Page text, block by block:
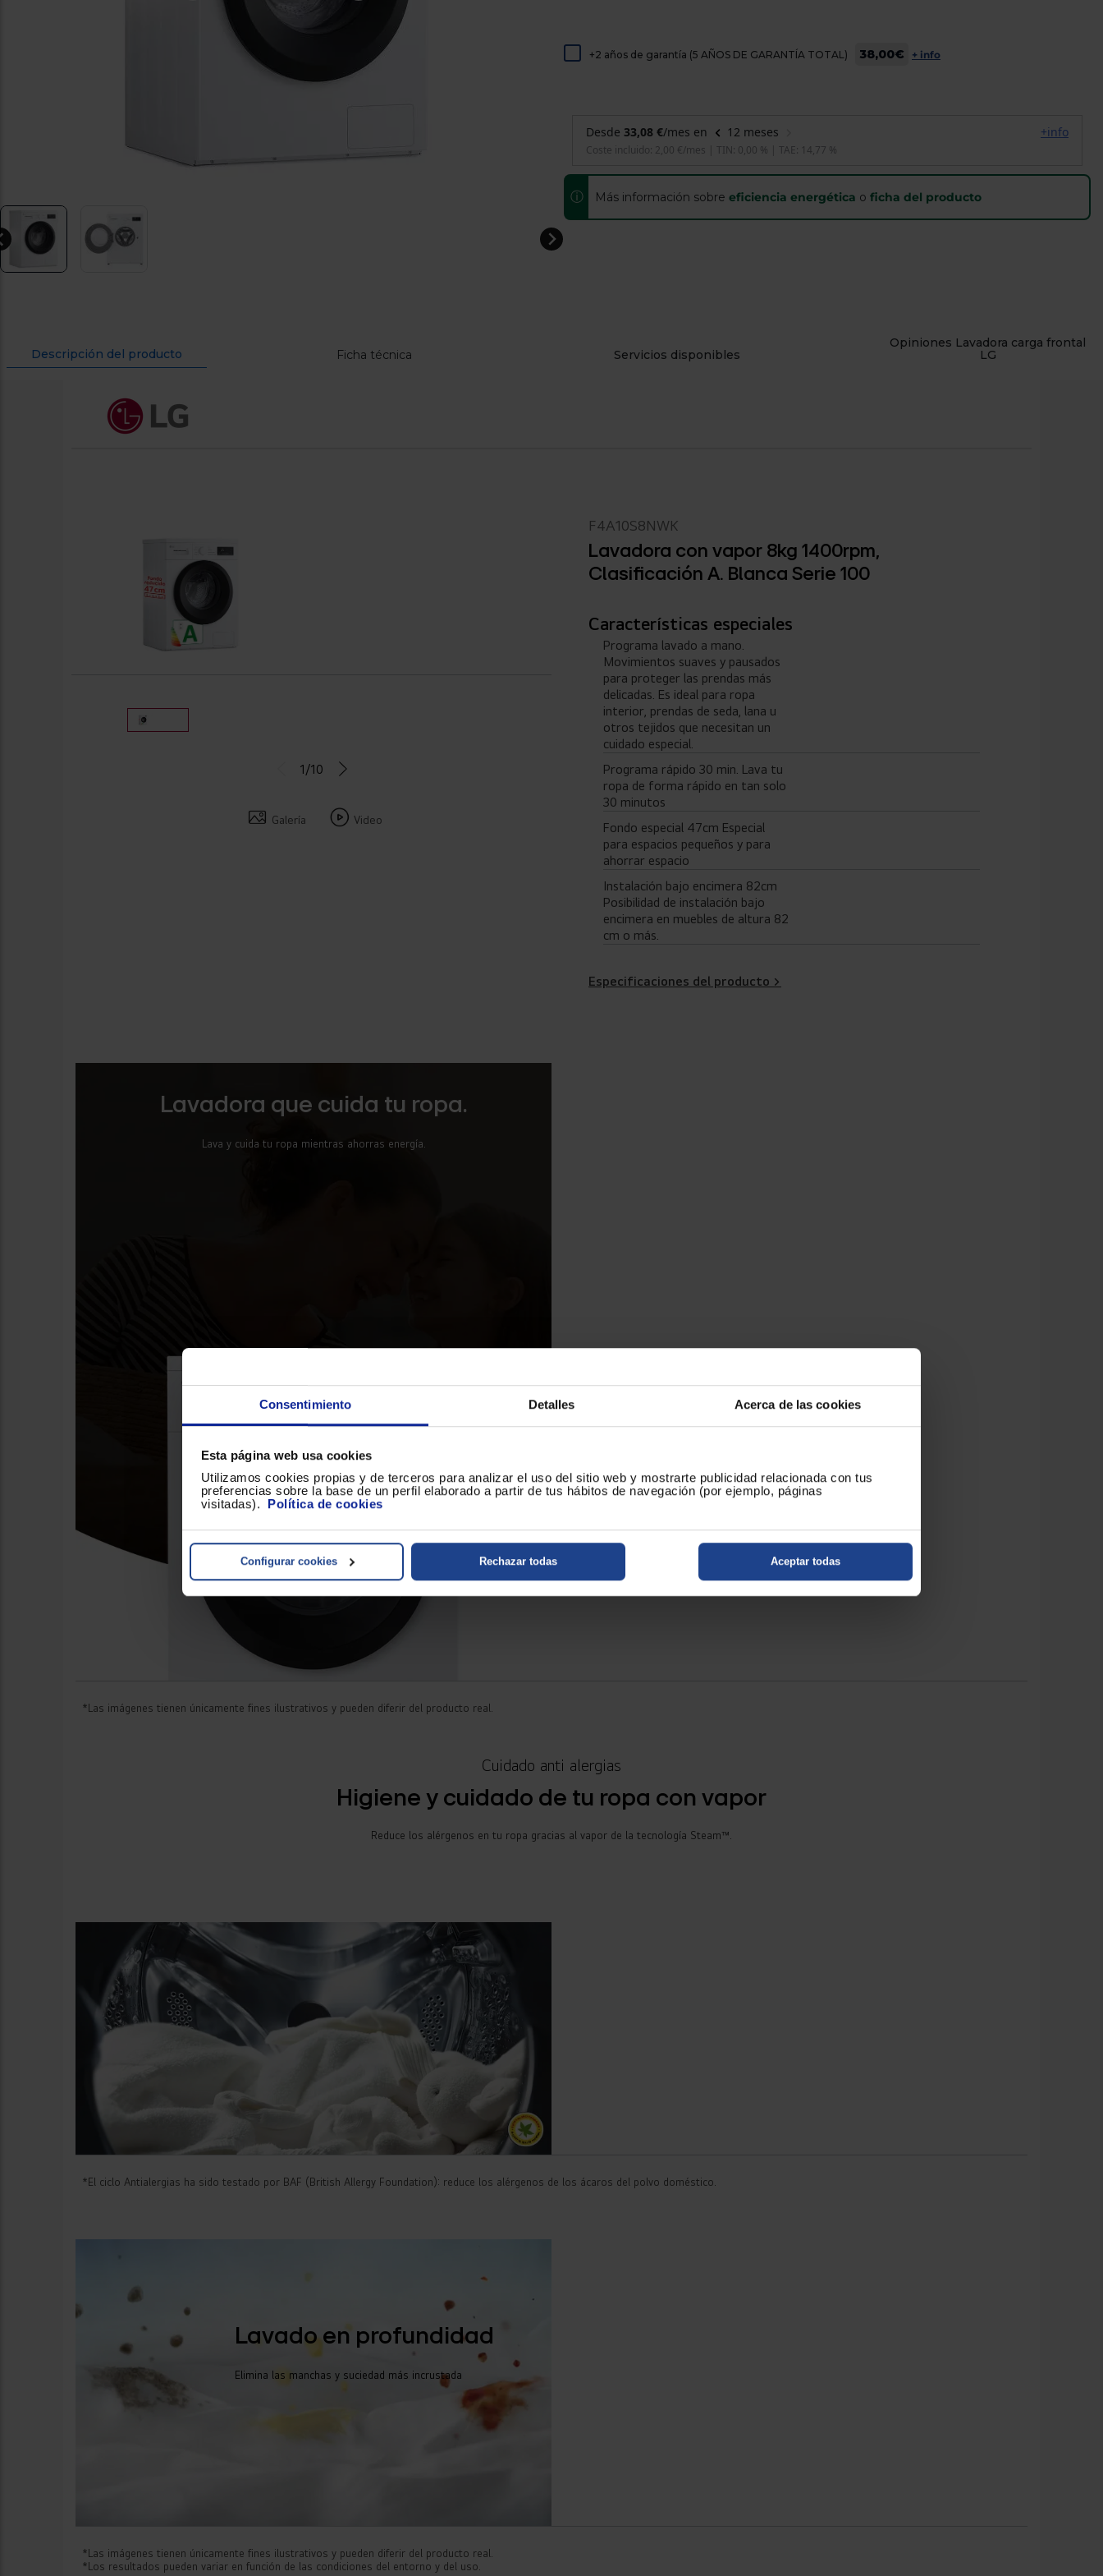
Consentimiento Detalles Acerca de las cookies
Esta página web usa cookies
Utilizamos cookies propias y de terceros para analizar el uso del sitio web y mostrarte publicidad relacionada con tus
preferencias sobre la base de un perfil elaborado a partir de tus hábitos de navegación (por ejemplo, páginas
visitadas). Política de cookies
Rechazar todas
Configurar cookies Aceptar todas
pueden
usar
y
arrastrar.
+2 años de garantía (5 AÑOS DE GARANTÍA TOTAL) 38,00€ + info
ⓘ Más información sobre eficiencia energética o ficha del producto
Descripción del producto Ficha técnica Servicios disponibles
Opiniones Lavadora carga frontal
LG
1/10
Galería Video
F4A10S8NWK
Lavadora con vapor 8kg 1400rpm,
Clasificación A. Blanca Serie 100
Características especiales
Programa lavado a mano.
Movimientos suaves y pausados
para proteger las prendas más
delicadas. Es ideal para ropa
interior, prendas de seda, lana u
otros tejidos que necesitan un
cuidado especial.
Programa rápido 30 min. Lava tu
ropa de forma rápido en tan solo
30 minutos
Fondo especial 47cm Especial
para espacios pequeños y para
ahorrar espacio
Instalación bajo encimera 82cm
Posibilidad de instalación bajo
encimera en muebles de altura 82
cm o más.
Especificaciones del producto >
Lavadora que cuida tu ropa.
Lava y cuida tu ropa mientras ahorras energía.
*Las imágenes tienen únicamente fines ilustrativos y pueden diferir del producto real.
Cuidado anti alergias
Higiene y cuidado de tu ropa con vapor
Reduce los alérgenos en tu ropa gracias al vapor de la tecnología Steam™.
*El ciclo Antialergias ha sido testado por BAF (British Allergy Foundation): reduce los alérgenos de los ácaros del polvo doméstico.
Lavado en profundidad
Elimina las manchas y suciedad más incrustada
*Las imágenes tienen únicamente fines ilustrativos y pueden diferir del producto real.
*Los resultados pueden variar en función de las condiciones del entorno y del uso.